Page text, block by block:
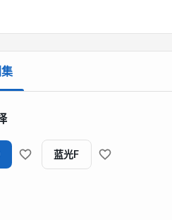
蓝光F